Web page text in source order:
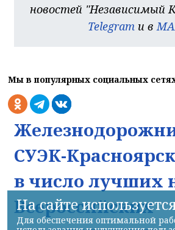
новостей "Независимый
Telegram и в
Мы в популярных социальных
СУЭК-
в число лучших
Всероссийских
На сайте
Для обеспечения оптимальной